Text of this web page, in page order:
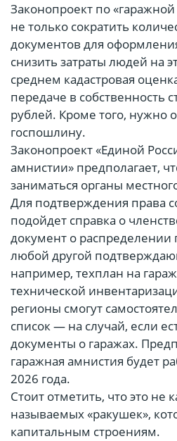
Законопроект по
не только сократить
документов для
снизить затраты людей на
среднем кадастровая
передаче в собственность
рублей. Кроме того, нужно
госпошлину.
Законопроект «Единой
амнистии» предполагает,
заниматься органы
Для подтверждения права
подойдет справка о
документ о распределении
любой другой
например, техплан на
технической
регионы смогут
список — на случай, если
документы о гаражах.
гаражная амнистия будет
2026 года.
Стоит отметить, что это не
называемых «ракушек»,
капитальным строениям.